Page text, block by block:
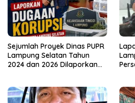
Sejumlah Proyek Dinas PUPR
Lampung Selatan Tahun
2024 dan 2026 Dilaporkan